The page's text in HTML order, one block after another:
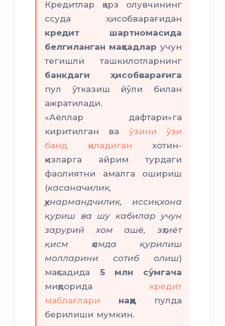
3 ойдан 6 ойгача
йилгача
3 йилгача бўлган
йилгача
Кредитлар қарз олувчининг
ссуда ҳисобварағидан
кредит шартномасида
белгиланган мақсадлар учун
тегишли ташкилотларнинг
банкдаги ҳисобварағига
пул ўтказиш йўли билан
ажратилади.
«Аёллар дафтари»га
киритилган ва ўзини ўзи
банд қиладиган хотин-
қизларга айрим турдаги
фаолиятни амалга ошириш
(касаначилик,
ҳунармандчилик, иссиқхона
қуриш ва шу кабилар учун
зарурий хом ашё, эҳтиёт
қисм ҳамда қурилиш
молларини сотиб олиш)
мақсадида 5 млн сўмгача
миқдорида кредит
маблағлари
нақдпулда
берилиши мумкин.